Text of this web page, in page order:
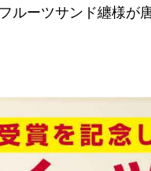
ルーツサンド纏様が